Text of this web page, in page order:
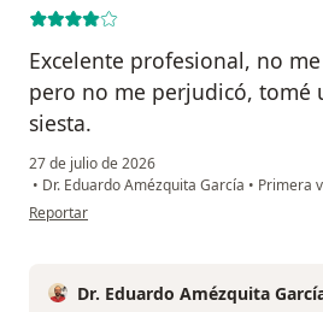
Excelente profesional, no
pero no me perjudicó, tomé
siesta.
27 de julio de 2026
• Dr. Eduardo Amézquita García • Primera
en opinión del usuario Dr. Juan Oliveras
Reportar
Dr. Eduardo Amézquita